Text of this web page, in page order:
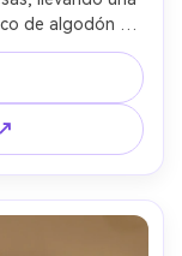
de algodón y
el cabello, luz
con Nikon
soñadora,
ultrarrealistas,
--ar 4:5